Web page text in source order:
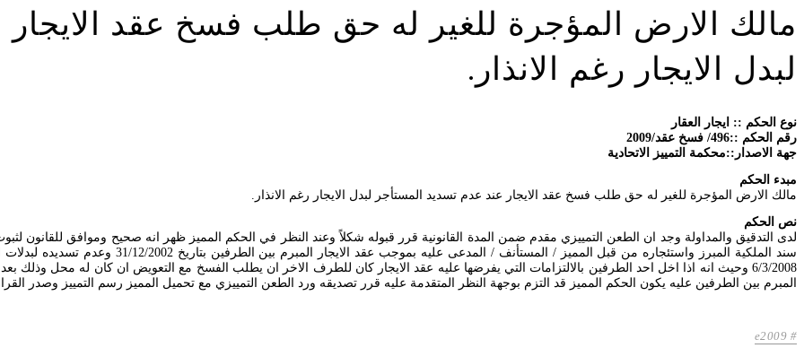
مالك الارض المؤجرة للغير له حق طلب فسخ عقد
لبدل الايجار رغم الانذار.
نوع الحكم :: ايجار العقار
رقم الحكم ::496/ فسخ عقد/2009
جهة الاصدار::محكمة التمييز الاتحادية
مبدء الحكم
مالك الارض المؤجرة للغير له حق طلب فسخ عقد الايجار عند عدم تسديد المستأجر لبدل الايجار رغم الانذار.
نص الحكم
لدى التدقيق والمداولة وجد ان الطعن التمييزي مقدم ضمن المدة القانونية قرر قبوله شكلاً وعند النظر في الحكم المميز ظهر انه صحيح وموافق للقانون
المبرم بين الطرفين عليه يكون الحكم المميز قد التزم بوجهة النظر المتقدمة عليه قرر تصديقه ورد الطعن التمييزي مع تحميل المميز رسم التمييز وصدر القرار بالأتفاق في 11/ صفر/ 1430 هــ